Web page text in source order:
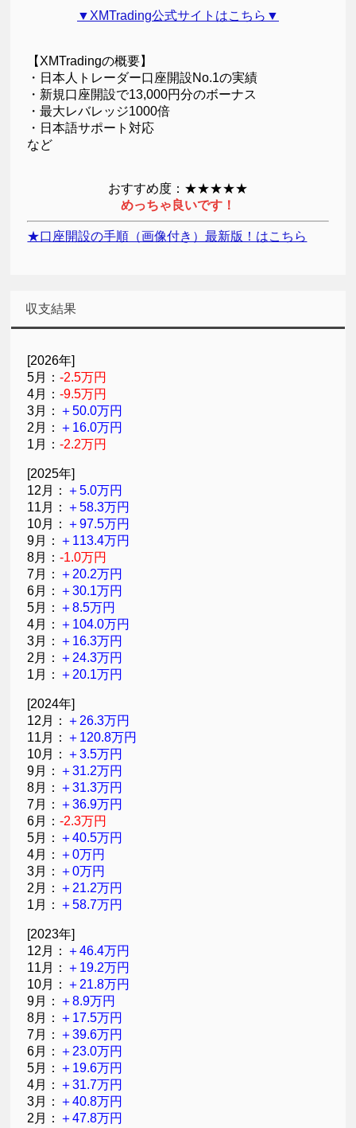
▼XMTrading公式サイトはこちら▼
【XMTradingの概要】
・日本人トレーダー口座開設No.1の実績
・新規口座開設で13,000円分のボーナス
・最大レバレッジ1000倍
・日本語サポート対応
など
おすすめ度：★★★★★
めっちゃ良いです！
★口座開設の手順（画像付き）最新版！はこちら
収支結果
[2026年]
5月：-2.5万円
4月：-9.5万円
3月： ＋50.0万円
2月： ＋16.0万円
1月：-2.2万円
[2025年]
12月： ＋5.0万円
11月： ＋58.3万円
10月： ＋97.5万円
9月： ＋113.4万円
8月：-1.0万円
7月： ＋20.2万円
6月： ＋30.1万円
5月： ＋8.5万円
4月： ＋104.0万円
3月： ＋16.3万円
2月： ＋24.3万円
1月： ＋20.1万円
[2024年]
12月： ＋26.3万円
11月： ＋120.8万円
10月： ＋3.5万円
9月： ＋31.2万円
8月： ＋31.3万円
7月： ＋36.9万円
6月：-2.3万円
5月： ＋40.5万円
4月： ＋0万円
3月： ＋0万円
2月： ＋21.2万円
1月： ＋58.7万円
[2023年]
12月： ＋46.4万円
11月： ＋19.2万円
10月： ＋21.8万円
9月： ＋8.9万円
8月： ＋17.5万円
7月： ＋39.6万円
6月： ＋23.0万円
5月： ＋19.6万円
4月： ＋31.7万円
3月： ＋40.8万円
2月： ＋47.8万円